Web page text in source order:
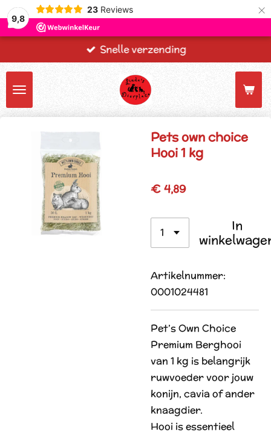
9,8
23 Reviews ×
Snelle verzending
Pets own choice
Hooi 1 kg
€ 4,89
In
Artikelnummer:
0001024481
Pet’s Own Choice
Premium Berghooi
van 1 kg is belangrijk
ruwvoeder voor jouw
konijn, cavia of ander
knaagdier.
Hooi is essentieel